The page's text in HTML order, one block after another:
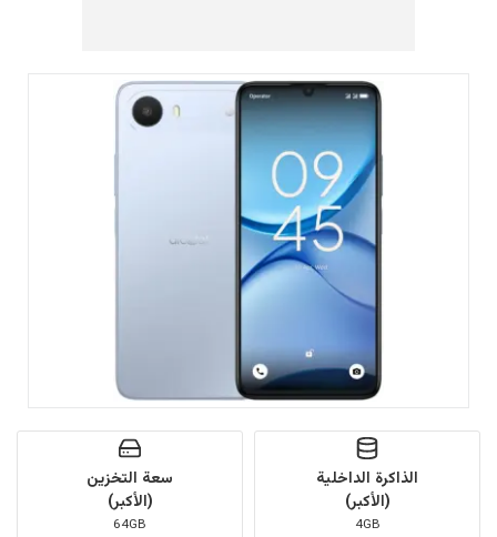
الذاكرة الداخلية
(الأكبر)
4GB
سعة التخزين
(الأكبر)
64GB